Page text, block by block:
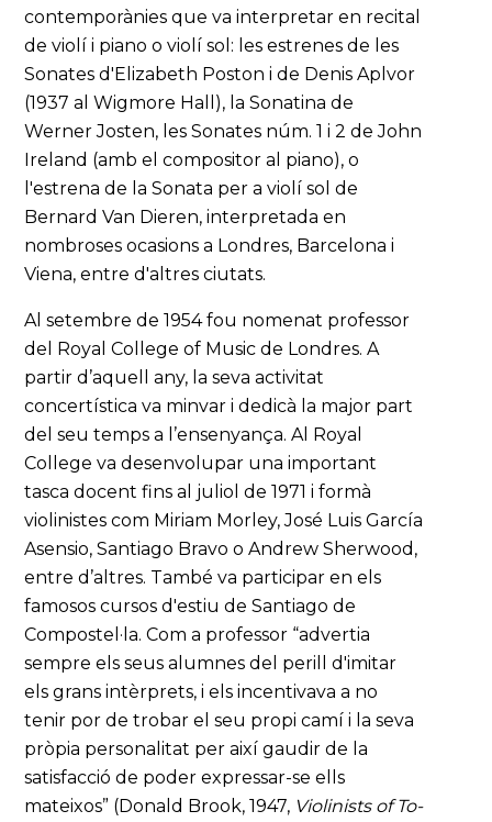
contemporànies que va interpretar en recital
de violí i piano o violí sol: les estrenes de les
Sonates d'Elizabeth Poston i de Denis Aplvor
(1937 al Wigmore Hall), la Sonatina de
Werner Josten, les Sonates núm. 1 i 2 de John
Ireland (amb el compositor al piano), o
l'estrena de la Sonata per a violí sol de
Bernard Van Dieren, interpretada en
nombroses ocasions a Londres, Barcelona i
Viena, entre d'altres ciutats.
Al setembre de 1954 fou nomenat professor
del Royal College of Music de Londres. A
partir d’aquell any, la seva activitat
concertística va minvar i dedicà la major part
del seu temps a l’ensenyança. Al Royal
College va desenvolupar una important
tasca docent fins al juliol de 1971 i formà
violinistes com Miriam Morley, José Luis García
Asensio, Santiago Bravo o Andrew Sherwood,
entre d’altres. També va participar en els
famosos cursos d'estiu de Santiago de
Compostel·la. Com a professor “advertia
sempre els seus alumnes del perill d'imitar
els grans intèrprets, i els incentivava a no
tenir por de trobar el seu propi camí i la seva
pròpia personalitat per així gaudir de la
satisfacció de poder expressar-se ells
mateixos” (Donald Brook, 1947, Violinists of To-